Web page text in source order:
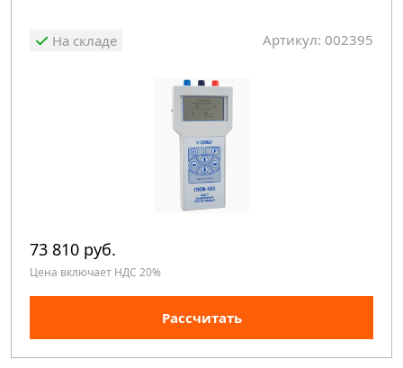
На складе Артикул: 002395
73 810 руб.
Цена включает НДС 20%
Рассчитать